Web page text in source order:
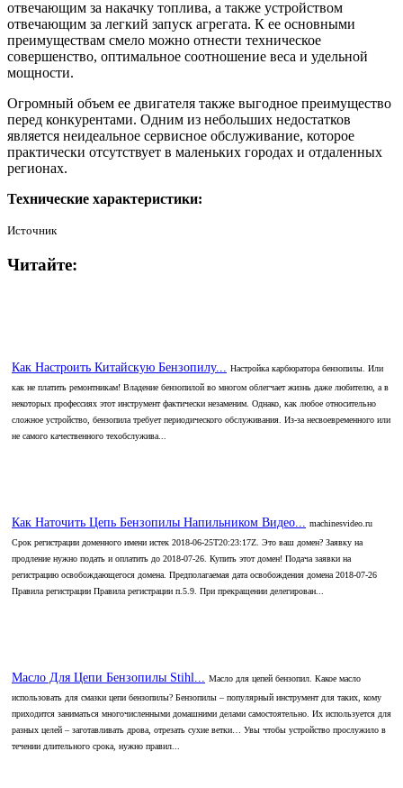
отвечающим за накачку топлива, а также устройством
отвечающим за легкий запуск агрегата. К ее основными
преимуществам смело можно отнести техническое
совершенство, оптимальное соотношение веса и удельной
мощности.
Огромный объем ее двигателя также выгодное преимущество
перед конкурентами. Одним из небольших недостатков
является неидеальное сервисное обслуживание, которое
практически отсутствует в маленьких городах и отдаленных
регионах.
Технические характеристики:
Источник
Читайте:
Как Настроить Китайскую Бензопилу...
Настройка карбюратора бензопилы. Или
как не платить ремонтникам! Владение бензопилой во многом облегчает жизнь даже любителю, а в
некоторых профессиях этот инструмент фактически незаменим. Однако, как любое относительно
сложное устройство, бензопила требует периодического обслуживания. Из-за несвоевременного или
не самого качественного техобслужива...
Как Наточить Цепь Бензопилы Напильником Видео...
machinesvideo.ru
Срок регистрации доменного имени истек 2018-06-25T20:23:17Z. Это ваш домен? Заявку на
продление нужно подать и оплатить до 2018-07-26. Купить этот домен! Подача заявки на
регистрацию освобождающегося домена. Предполагаемая дата освобождения домена 2018-07-26
Правила регистрации Правила регистрации п.5.9. При прекращении делегирован...
Масло Для Цепи Бензопилы Stihl...
Масло для цепей бензопил. Какое масло
использовать для смазки цепи бензопилы? Бензопилы – популярный инструмент для таких, кому
приходится заниматься многочисленными домашними делами самостоятельно. Их используется для
разных целей – заготавливать дрова, отрезать сухие ветки… Увы чтобы устройство прослужило в
течении длительного срока, нужно правил...